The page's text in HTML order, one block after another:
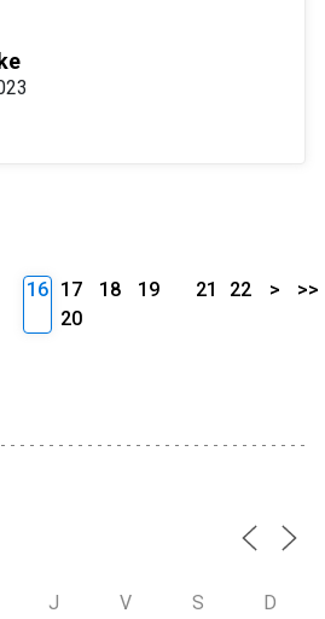
16 17 18
19
20
21 22 > >>
J V S D